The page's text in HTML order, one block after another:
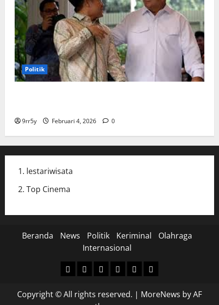
Politik
9rr5y Februari 4, 2026 0
lestariwisata
Top Cinema
Beranda News Politik Keriminal
Olahraga
Internasional
BerandaNewsPolitikKeriminal
OlahragaInternasional
Copyright © All rights reserved. | MoreNews by AF